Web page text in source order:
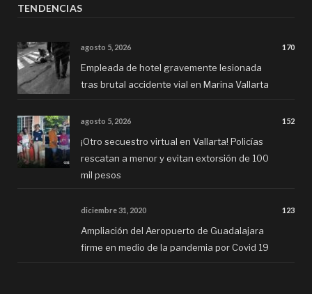
TENDENCIAS
agosto 5, 2026 170
Empleada de hotel gravemente lesionada
tras brutal accidente vial en Marina Vallarta
agosto 5, 2026 152
¡Otro secuestro virtual en Vallarta! Policías
rescatan a menor y evitan extorsión de 100
mil pesos
diciembre 31, 2020 123
Ampliación del Aeropuerto de Guadalajara
firme en medio de la pandemia por Covid 19